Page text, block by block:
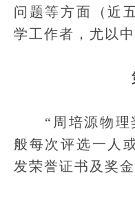
问题等方面（近
学工作者，尤以中
“周培源物理
般每次评选一人
发荣誉证书及奖金